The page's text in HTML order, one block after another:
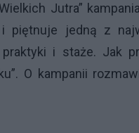
Jutra”
jedną z
praktyki i staże. Jak
O kampanii